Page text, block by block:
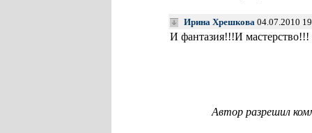
Ирина Хрешкова 04.07.2010
И фантазия!!!И мастерство!!!
Автор разрешил